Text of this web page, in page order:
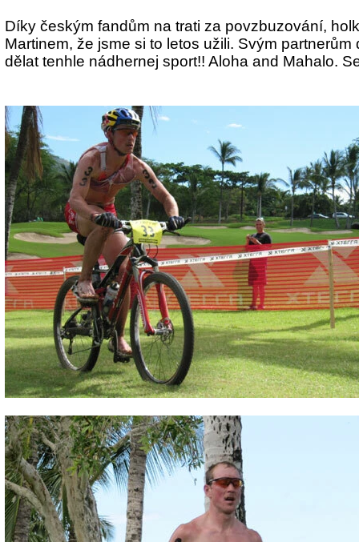
Díky českým fandům na trati za povzbuzování,
Martinem, že jsme si to letos užili. Svým
dělat tenhle nádhernej sport!! Aloha and Mahalo.